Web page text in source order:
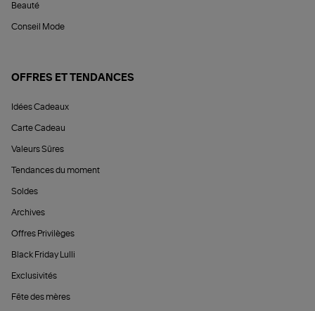
Beauté
Conseil Mode
OFFRES ET TENDANCES
Idées Cadeaux
Carte Cadeau
Valeurs Sûres
Tendances du moment
Soldes
Archives
Offres Privilèges
Black Friday Lulli
Exclusivités
Fête des mères